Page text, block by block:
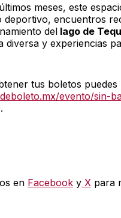
meses, este
deportivo, encuentros
dellago de
diversa y experiencias
tus boletos
evento/sin-
en FacebookyX para